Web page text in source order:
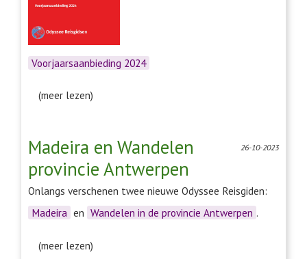
Voorjaarsaanbieding 2024
(meer lezen)
26-10-2023
Madeira en Wandelen
provincie Antwerpen
Onlangs verschenen twee nieuwe Odyssee Reisgiden:
Madeira en Wandelen in de provincie Antwerpen .
(meer lezen)